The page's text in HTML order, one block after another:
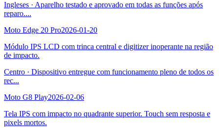
Ingleses · Aparelho testado e aprovado em todas as funções após
reparo....
Moto Edge 20 Pro2026-01-20
Módulo IPS LCD com trinca central e digitizer inoperante na região
de impacto.
Centro · Dispositivo entregue com funcionamento pleno de todos os
rec...
Moto G8 Play2026-02-06
Tela IPS com impacto no quadrante superior. Touch sem resposta e
pixels mortos.